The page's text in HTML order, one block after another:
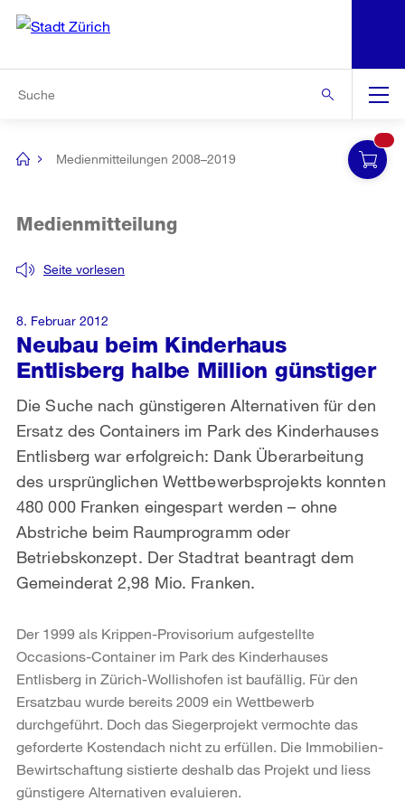
Navigation
[no
Medienmitteilungen 2008–2019
Neubau beim Kinderhaus
Entlisberg halbe Million günstiger
Seite vorlesen
Medienmitteilung
Die Suche nach günstigeren Alternativen für den
Ersatz des Containers im Park des Kinderhauses
Entlisberg war erfolgreich: Dank Überarbeitung
des ursprünglichen Wettbewerbsprojekts konnten
480 000 Franken eingespart werden – ohne
Abstriche beim Raumprogramm oder
Betriebskonzept. Der Stadtrat beantragt dem
Gemeinderat 2,98 Mio. Franken.
8. Februar 2012
Der 1999 als Krippen-Provisorium aufgestellte
Occasions-Container im Park des Kinderhauses
Entlisberg in Zürich-Wollishofen ist baufällig. Für den
Ersatzbau wurde bereits 2009 ein Wettbewerb
durchgeführt. Doch das Siegerprojekt vermochte das
geforderte Kostendach nicht zu erfüllen. Die Immobilien-
Bewirtschaftung sistierte deshalb das Projekt und liess
günstigere Alternativen evaluieren.